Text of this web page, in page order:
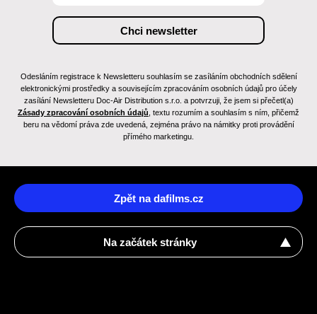
Odesláním registrace k Newsletteru souhlasím se zasíláním obchodních sdělení
elektronickými prostředky a souvisejícím zpracováním osobních údajů pro účely
zasílání Newsletteru Doc-Air Distribution s.r.o. a potvrzuji, že jsem si přečetl(a)
Zásady zpracování osobních údajů , textu rozumím a souhlasím s ním, přičemž
beru na vědomí práva zde uvedená, zejména právo na námitky proti provádění
přímého marketingu.
Zpět na dafilms.cz
Na začátek stránky